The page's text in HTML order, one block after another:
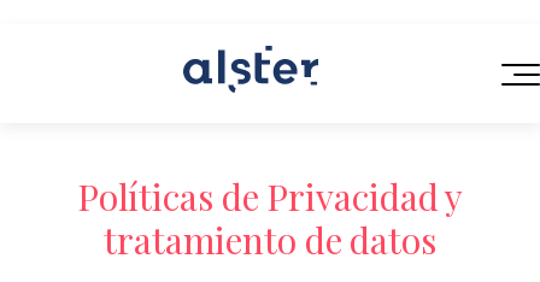
SERVICIOS
QUIÉNES SOMOS
Políticas de Privacidad y
tratamiento de datos